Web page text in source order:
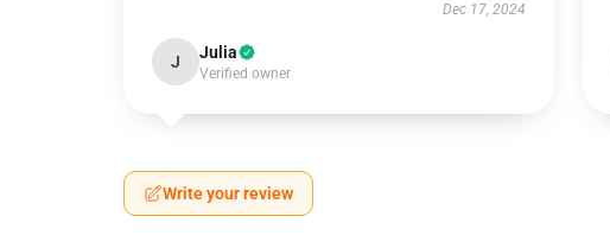
Dec 17, 2024
J Julia
Verified owner
Write your review